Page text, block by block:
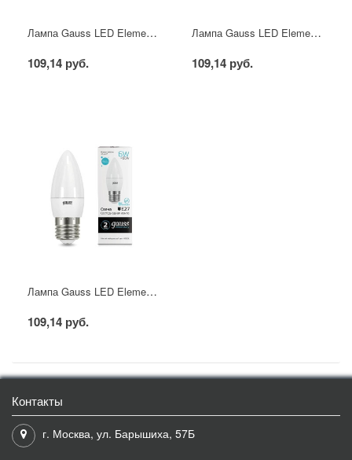
Лампа Gauss LED Elementary свеча 6W E14 4100K
109,14 руб.
Лампа Gauss LED Elementary свеча 6W E27 2700K
109,14 руб.
Лампа Gauss LED Elementary свеча 6W E27 4100K
109,14 руб.
Контакты
г. Москва, ул. Барышиха, 57Б